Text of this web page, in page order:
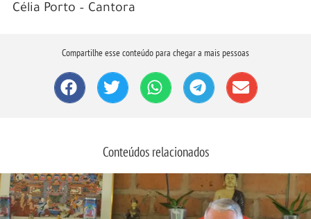
Célia Porto – Cantora
Compartilhe esse conteúdo para chegar a mais pessoas
Conteúdos relacionados